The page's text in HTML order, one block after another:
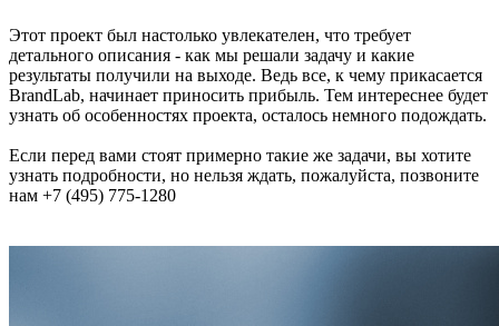
Этот проект был настолько увлекателен, что требует
детального описания - как мы решали задачу и какие
результаты получили на выходе. Ведь все, к чему прикасается
BrandLab, начинает приносить прибыль. Тем интереснее будет
узнать об особенностях проекта, осталось немного подождать.
Если перед вами стоят примерно такие же задачи, вы хотите
узнать подробности, но нельзя ждать, пожалуйста, позвоните
нам +7 (495) 775-1280